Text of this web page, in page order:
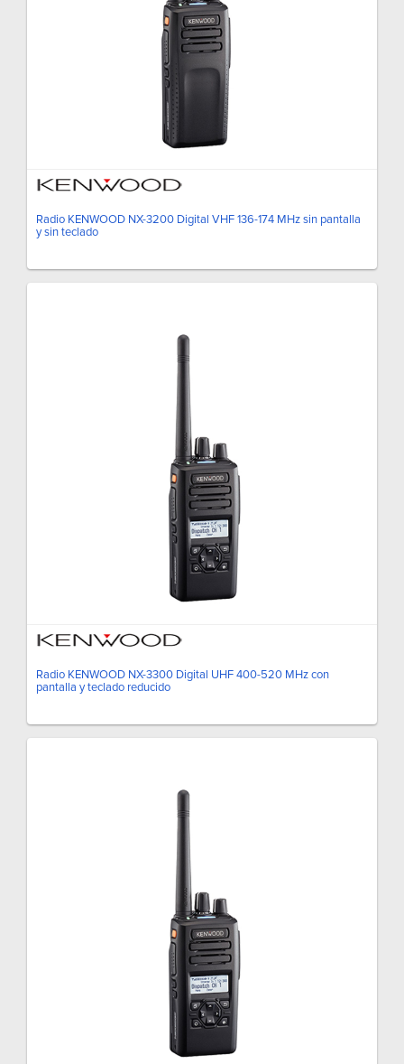
Radio KENWOOD NX-3200 Digital VHF 136-174 MHz sin pantalla
y sin teclado
Radio KENWOOD NX-3300 Digital UHF 400-520 MHz con
pantalla y teclado reducido